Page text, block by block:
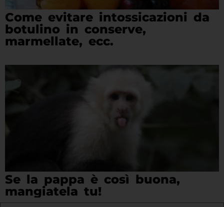
Come evitare intossicazioni da
botulino in conserve,
marmellate, ecc.
Se la pappa è così buona,
mangiatela tu!